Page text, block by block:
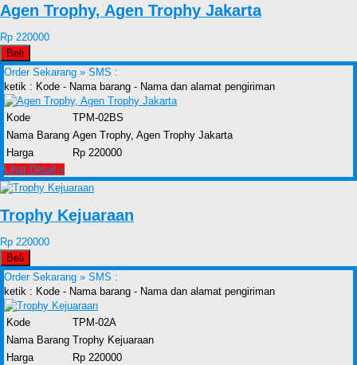
Agen Trophy, Agen Trophy Jakarta
Rp 220000
Beli
Order Sekarang » SMS :
ketik : Kode - Nama barang - Nama dan alamat pengiriman
Kode
TPM-02BS
Nama Barang Agen Trophy, Agen Trophy Jakarta
Harga
Rp 220000
Lihat Detail »
Trophy Kejuaraan
Rp 220000
Beli
Order Sekarang » SMS :
ketik : Kode - Nama barang - Nama dan alamat pengiriman
Kode
TPM-02A
Nama Barang Trophy Kejuaraan
Harga
Rp 220000